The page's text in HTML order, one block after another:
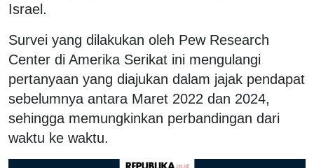
Israel.
Survei yang dilakukan oleh Pew Research
Center di Amerika Serikat ini mengulangi
pertanyaan yang diajukan dalam jajak pendapat
sebelumnya antara Maret 2022 dan 2024,
sehingga memungkinkan perbandingan dari
waktu ke waktu.